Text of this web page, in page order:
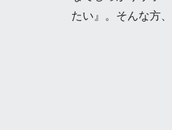
たい』。そんな方